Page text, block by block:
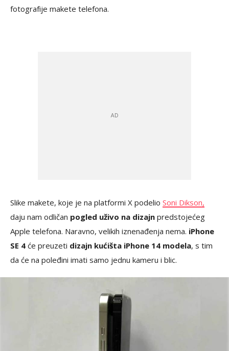
fotografije makete telefona.
Slike makete, koje je na platformi X podelio Soni Dikson,
daju nam odličan pogled uživo na dizajn predstojećeg
Apple telefona. Naravno, velikih iznenađenja nema. iPhone
SE 4 će preuzeti dizajn kućišta iPhone 14 modela, s tim
da će na poleđini imati samo jednu kameru i blic.